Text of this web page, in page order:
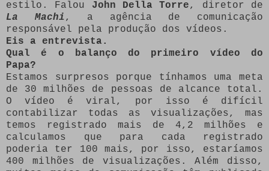
estilo. Falou John Della Torre, diretor de
La Machi, a agência de comunicação
responsável pela produção dos vídeos.
Eis a entrevista.
Qual é o balanço do primeiro vídeo do
Papa?
Estamos surpresos porque tínhamos uma meta
de 30 milhões de pessoas de alcance total.
O vídeo é viral, por isso é difícil
contabilizar todas as visualizações, mas
temos registrado mais de 4,2 milhões e
calculamos que para cada registrado
poderia ter 100 mais, por isso, estaríamos
400 milhões de visualizações. Além disso,